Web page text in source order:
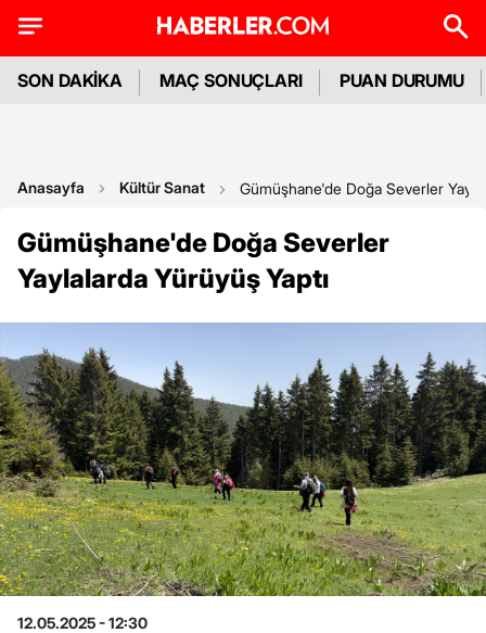
SON DAKİKA MAÇ SONUÇLARI PUAN DURUMU
Anasayfa Kültür Sanat Gümüşhane'de Doğa Severler
Gümüşhane'de Doğa Severler
Yaylalarda Yürüyüş Yaptı
12.05.2025 - 12:30